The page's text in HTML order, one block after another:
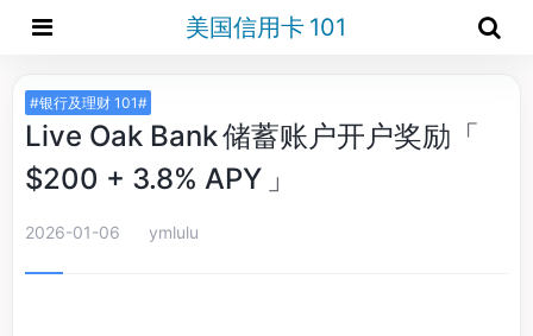
美国信用卡 101
#银行及理财 101#
Live Oak Bank 储蓄账户开户奖励「
$200 + 3.8% APY 」
2026-01-06 ymlulu